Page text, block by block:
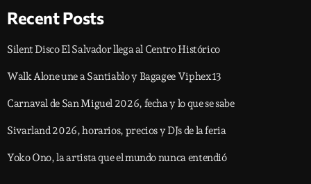
Recent Posts
Silent Disco El Salvador llega al Centro Histórico
Walk Alone une a Santiablo y Bagagee Viphex13
Carnaval de San Miguel 2026, fecha y lo que se sabe
Sivarland 2026, horarios, precios y DJs de la feria
Yoko Ono, la artista que el mundo nunca entendió